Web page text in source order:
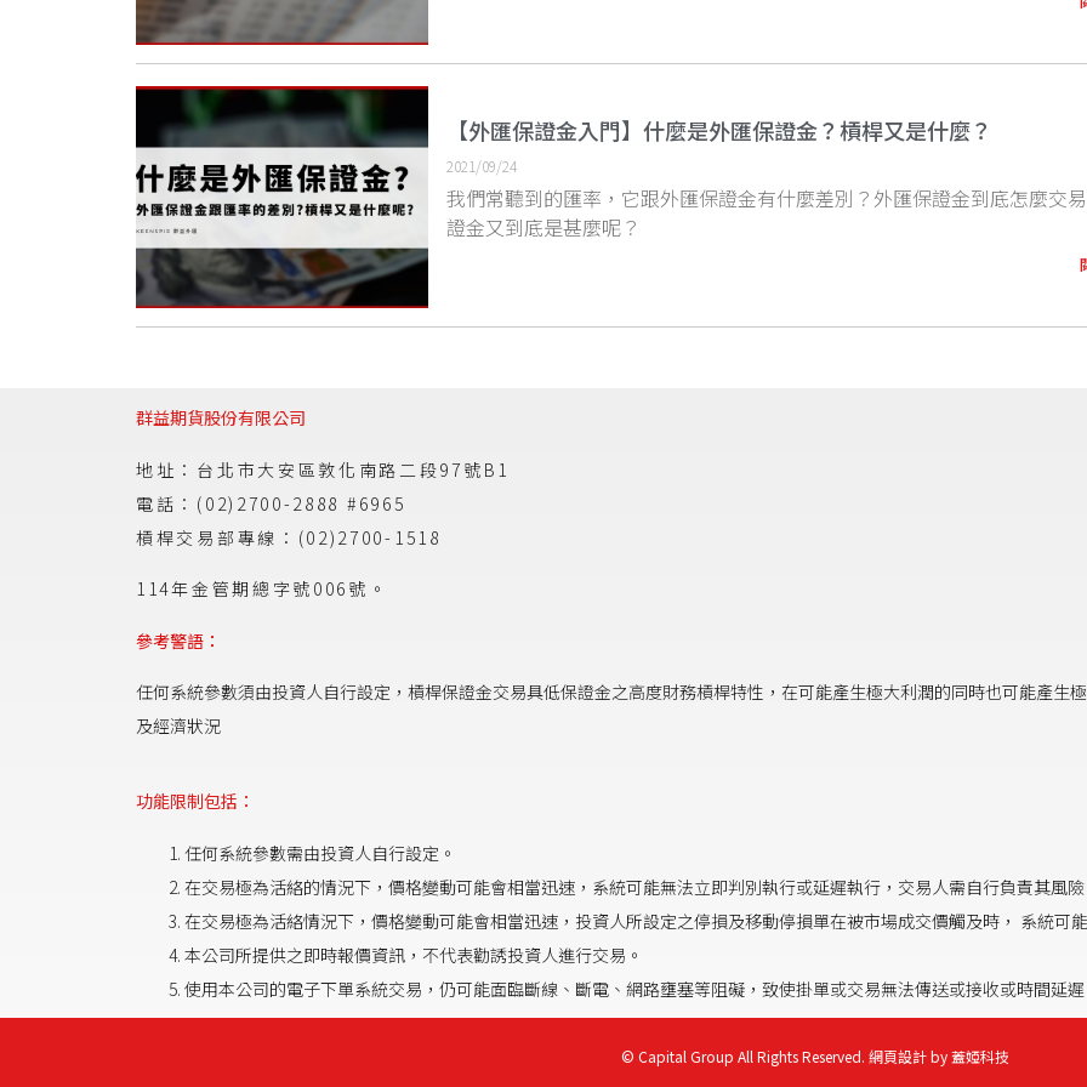
【外匯保證金入門】什麼是外匯保證金？槓桿又是什麼？
2021/09/24
我們常聽到的匯率，它跟外匯保證金有什麼差別？外匯保證金到底怎麼交
證金又到底是甚麼呢？
群益期貨股份有限公司
地址：台北市大安區敦化南路二段97號B1
電話：(02)2700-2888 #6965
槓桿交易部專線：(02)2700-1518
114年金管期總字號006號。
參考警語：
任何系統參數須由投資人自行設定，槓桿保證金交易具低保證金之高度財務槓桿特性，在可能產生極大利潤的同時也可能產生
及經濟狀況
功能限制包括：
任何系統參數需由投資人自行設定。
在交易極為活絡的情況下，價格變動可能會相當迅速，系統可能無法立即判別執行或延遲執行，交易人需自行負責其風險
在交易極為活絡情況下，價格變動可能會相當迅速，投資人所設定之停損及移動停損單在被市場成交價觸及時， 系統可
本公司所提供之即時報價資訊，不代表勸誘投資人進行交易。
使用本公司的電子下單系統交易，仍可能面臨斷線、斷電、網路壅塞等阻礙，致使掛單或交易無法傳送或接收或時間延遲
© Capital Group All Rights Reserved. 網頁設計by蓋婭科技